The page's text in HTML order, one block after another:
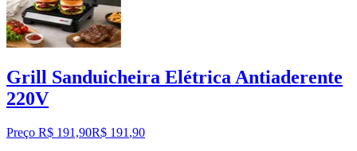
Grill Sanduicheira Elétrica Antiaderente
220V
Preço R$ 191,90R$ 191 ,90